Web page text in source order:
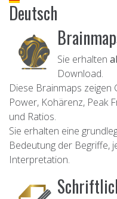
Deutsch
Sie erhalten
Download.
Diese Brainmaps zeigen
Power, Kohärenz, Peak
und Ratios.
Sie erhalten eine
Bedeutung der Begriffe,
Interpretation.